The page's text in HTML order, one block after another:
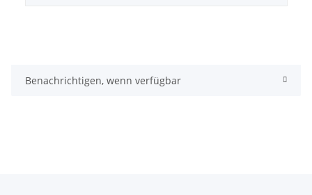
Benachrichtigen, wenn verfügbar